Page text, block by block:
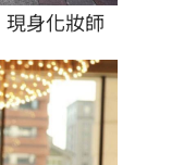
身化妝師